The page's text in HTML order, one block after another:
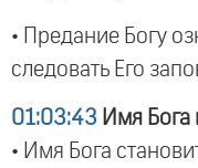
• Предание Богу
следовать Его
01:03:43 Имя Бога
• Имя Бога